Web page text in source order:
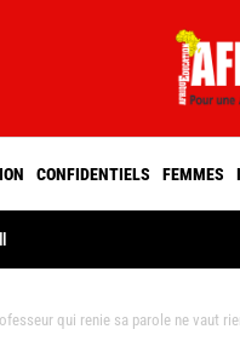
CONFIDENTIELS FEMMES
qui renie sa parole ne vaut